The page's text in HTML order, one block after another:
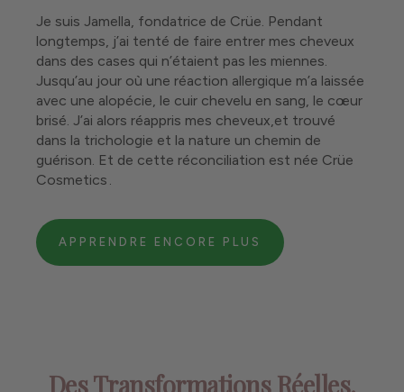
Je suis Jamella, fondatrice de Crüe. Pendant
longtemps, j’ai tenté de faire entrer mes cheveux
dans des cases qui n’étaient pas les miennes.
Jusqu’au jour où une réaction allergique m’a laissée
avec une alopécie, le cuir chevelu en sang, le cœur
brisé. J’ai alors réappris mes cheveux,et trouvé
dans la trichologie et la nature un chemin de
guérison. Et de cette réconciliation est née Crüe
Cosmetics .
APPRENDRE ENCORE PLUS
Des Transformations Réelles.